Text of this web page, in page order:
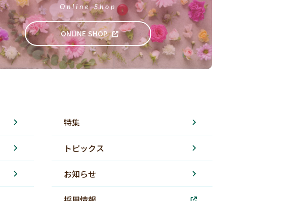
Online Shop
ONLINE SHOP
特集
トピックス
お知らせ